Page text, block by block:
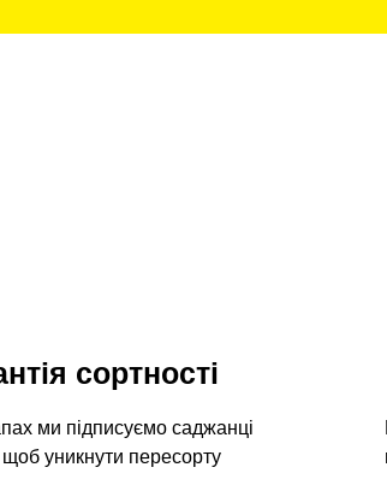
ми підписуємо саджанці
уникнути пересорту
сортності